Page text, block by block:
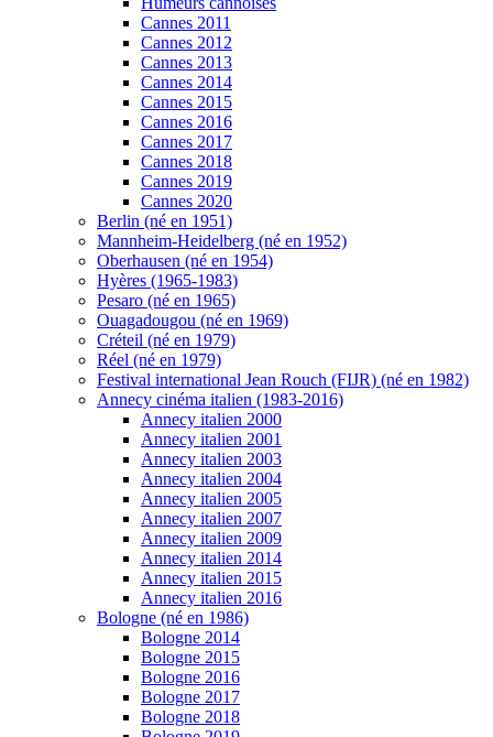
Cannes 2011
Cannes 2012
Cannes 2013
Cannes 2014
Cannes 2015
Cannes 2016
Cannes 2017
Cannes 2018
Cannes 2019
Cannes 2020
Berlin (né en 1951)
Mannheim-Heidelberg (né en 1952)
Oberhausen (né en 1954)
Hyères (1965-1983)
Pesaro (né en 1965)
Ouagadougou (né en 1969)
Créteil (né en 1979)
Réel (né en 1979)
Festival international Jean Rouch (FIJR) (né en 1982)
Annecy cinéma italien (1983-2016)
Annecy italien 2000
Annecy italien 2001
Annecy italien 2003
Annecy italien 2004
Annecy italien 2005
Annecy italien 2007
Annecy italien 2009
Annecy italien 2014
Annecy italien 2015
Annecy italien 2016
Bologne (né en 1986)
Bologne 2014
Bologne 2015
Bologne 2016
Bologne 2017
Bologne 2018